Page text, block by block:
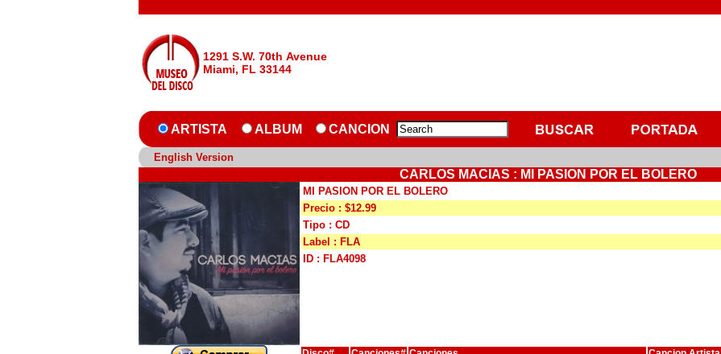
1291 S.W. 70th Avenue
Miami, FL 33144
ARTISTA ALBUM CANCION
English Version
CARLOS MACIAS : MI PASION POR EL BOLERO
MI PASION POR EL BOLERO
Precio : $12.99
Tipo : CD
Label : FLA
ID : FLA4098